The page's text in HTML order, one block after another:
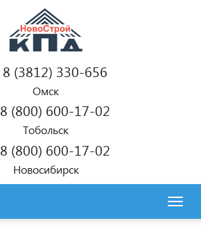
8 (3812) 330-656
Омск
8 (800) 600-17-02
Тобольск
8 (800) 600-17-02
Новосибирск